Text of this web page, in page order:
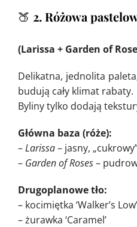
🍑 2. Różowa
(Larissa + Garden of
Delikatna, jednolita
budują cały klimat rabaty.
Byliny tylko dodają
Główna baza (róże):
–Larissa– jasny,
– Garden of Roses–
Drugoplanowe tło:
– kocimiętka ‘Walker’s Low’
– żurawka ‘Caramel’